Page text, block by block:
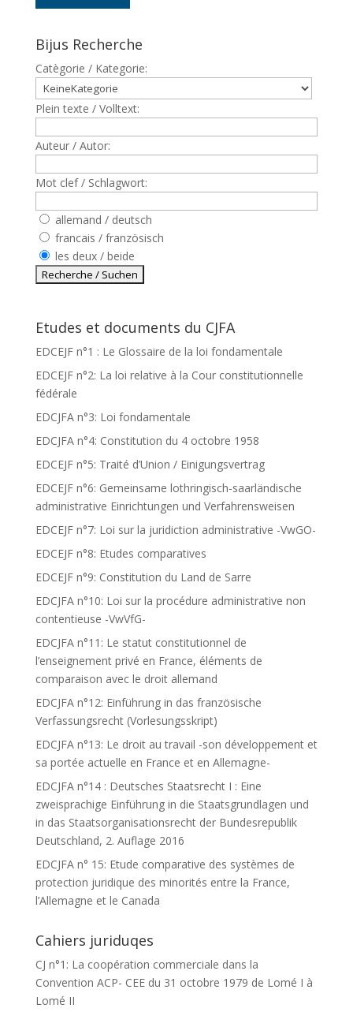
Bijus Recherche
Catègorie / Kategorie:
Plein texte / Volltext:
Auteur / Autor:
Mot clef / Schlagwort:
allemand / deutsch
francais / französisch
les deux / beide
Etudes et documents du CJFA
EDCEJF n°1 : Le Glossaire de la loi fondamentale
EDCEJF n°2: La loi relative à la Cour constitutionnelle
fédérale
EDCJFA n°3: Loi fondamentale
EDCJFA n°4: Constitution du 4 octobre 1958
EDCEJF n°5: Traité d’Union / Einigungsvertrag
EDCEJF n°6: Gemeinsame lothringisch-saarländische
administrative Einrichtungen und Verfahrensweisen
EDCEJF n°7: Loi sur la juridiction administrative -VwGO-
EDCEJF n°8: Etudes comparatives
EDCEJF n°9: Constitution du Land de Sarre
EDCJFA n°10: Loi sur la procédure administrative non
contentieuse -VwVfG-
EDCJFA n°11: Le statut constitutionnel de
l’enseignement privé en France, éléments de
comparaison avec le droit allemand
EDCJFA n°12: Einführung in das französische
Verfassungsrecht (Vorlesungsskript)
EDCJFA n°13: Le droit au travail -son développement et
sa portée actuelle en France et en Allemagne-
EDCJFA n°14 : Deutsches Staatsrecht I : Eine
zweisprachige Einführung in die Staatsgrundlagen und
in das Staatsorganisationsrecht der Bundesrepublik
Deutschland, 2. Auflage 2016
EDCJFA n° 15: Etude comparative des systèmes de
protection juridique des minorités entre la France,
l’Allemagne et le Canada
Cahiers juriduqes
CJ n°1: La coopération commerciale dans la
Convention ACP- CEE du 31 octobre 1979 de Lomé I à
Lomé II